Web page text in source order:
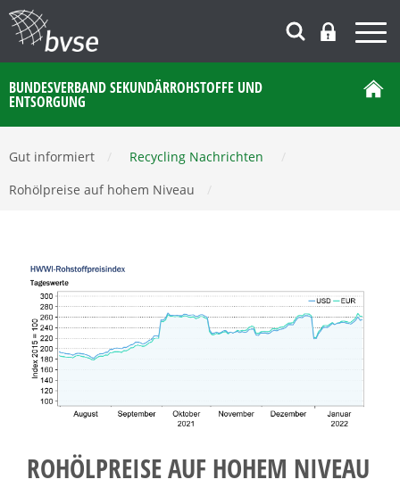
BUNDESVERBAND SEKUNDÄRROHSTOFFE UND
ENTSORGUNG
Gut informiert Recycling Nachrichten
Rohölpreise auf hohem Niveau
ROHÖLPREISE AUF HOHEM NIVEAU